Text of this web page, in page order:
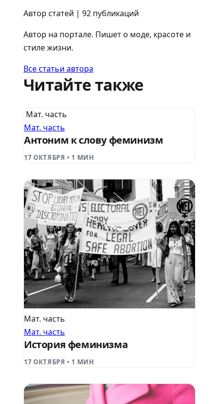
Автор статей | 92 публикаций
Автор на портале. Пишет о моде, красоте и
стиле жизни.
Все статьи автора
Читайте также
Мат. часть
Мат. часть
Антоним к слову феминизм
17 ОКТЯБРЯ • 1 МИН
Мат. часть
Мат. часть
История феминизма
17 ОКТЯБРЯ • 1 МИН